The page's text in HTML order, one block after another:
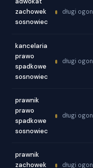
zachowek
sosnowiec
długi ogon
kancelaria
prawo
spadkowe
sosnowiec
długi ogon
prawnik
prawo
spadkowe
sosnowiec
długi ogon
prawnik
zachowek
długi ogon